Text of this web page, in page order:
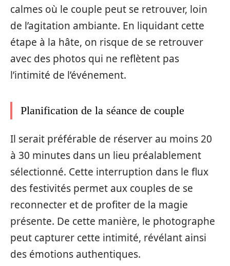
calmes où le couple peut se retrouver, loin
de l’agitation ambiante. En liquidant cette
étape à la hâte, on risque de se retrouver
avec des photos qui ne reflètent pas
l’intimité de l’événement.
Planification de la séance de couple
Il serait préférable de réserver au moins 20
à 30 minutes dans un lieu préalablement
sélectionné. Cette interruption dans le flux
des festivités permet aux couples de se
reconnecter et de profiter de la magie
présente. De cette manière, le photographe
peut capturer cette intimité, révélant ainsi
des émotions authentiques.